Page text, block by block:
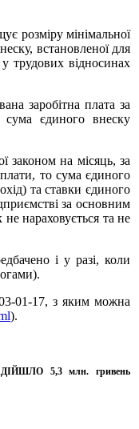
розміру мінімальної
встановленої для
трудових відносинах
заробітна плата за
сума єдиного внеску
законом на місяць, за
плати, то сума єдиного
та ставки єдиного
за основним
нараховується та не
і у разі, коли
01-17, з яким можна
).
5,3 млн. гривень